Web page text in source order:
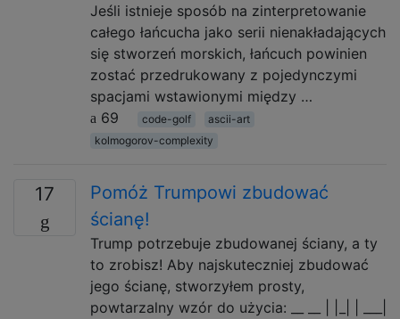
Jeśli istnieje sposób na zinterpretowanie
całego łańcucha jako serii nienakładających
się stworzeń morskich, łańcuch powinien
zostać przedrukowany z pojedynczymi
spacjami wstawionymi między …
69
code-golf
ascii-art
kolmogorov-complexity
17
Pomóż Trumpowi zbudować
ścianę!
Trump potrzebuje zbudowanej ściany, a ty
to zrobisz! Aby najskuteczniej zbudować
jego ścianę, stworzyłem prosty,
powtarzalny wzór do użycia: __ __ | |_| | ___|